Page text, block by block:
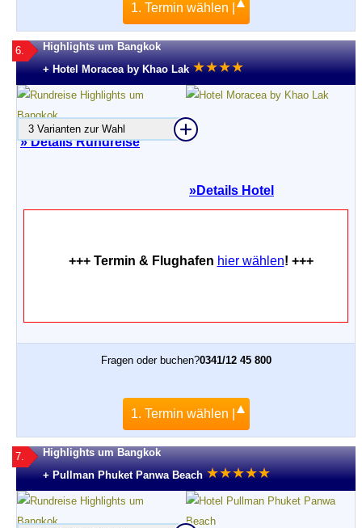
1. Termin wählen |
6.
Highlights um Bangkok
+ Hotel Moracea by Khao Lak ★★★★
» Details Rundreise
3 Varianten zur Wahl
»Details Hotel
+++ Termin & Flughafen hier wählen! +++
Fragen oder buchen?0341/12 45 800
1. Termin wählen |
7.
Highlights um Bangkok
+ Pullman Phuket Panwa Beach ★★★★★